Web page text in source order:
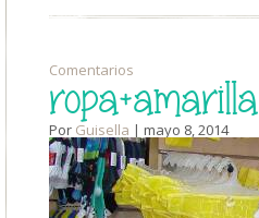
Comentarios
ropa+amarilla
Por Guisella | mayo 8, 2014